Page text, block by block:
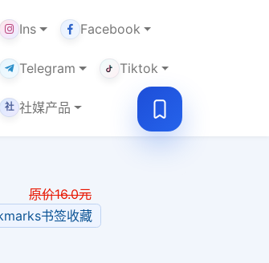
言：中文
Ins Facebook
Telegram Tiktok
社 社媒产品
原价16.0元
书签收藏